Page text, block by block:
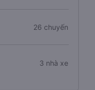
26 chuyến
3 nhà xe